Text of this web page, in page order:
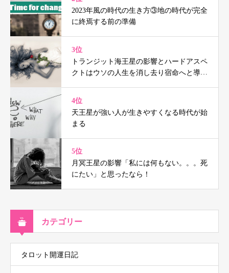
2023年風の時代の生き方③地の時代が完全
に終焉する前の準備
3位
トランジット海王星の影響とハードアスペ
クトはウソの人生を消し去り宿命へと導く
4位
天王星が強い人が生きやすくなる時代が始
まる
5位
月冥王星の影響「私には何もない。。。死
にたい」と思ったなら！
カテゴリー
タロット開運日記